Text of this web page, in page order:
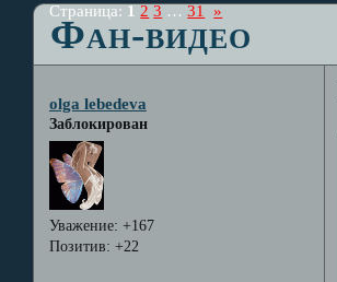
Фан-видео
Страница:1 2 3 … 31 »
olga lebedeva
Заблокирован
Уважение: +167
Позитив: +22